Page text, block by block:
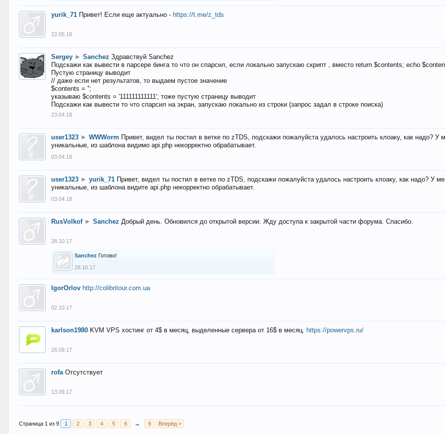
yurik_71 Привет! Если еще актуально - https://t.me/z_tds
22.05.18
Sergey ► Sanchez Здравствуй Sanchez
Подскажи как вывести в парсере бинга то что он спарсил, если локально запускаю скрипт , вместо return $contents; echo
Пустую страницу выводит
// даже если нет результатов, то выдаем пустое значение
$contents = '';
указываю $contents = '111111111111'; тоже пустую страницу выводит
Подскажи как вывести то что спарсил на экран, запускаю локально из строки (запрос задал в строке поиска)
23.04.18
user1323 ► WWWorm Привет, видел ты постил в ветке по zTDS, подскажи пожалуйста удалось настроить клоаку, как надо?
уникальные, из шаблона видимо api.php некорректно обрабатывает.
03.04.18
user1323 ► yurik_71 Привет, видел ты постил в ветке по zTDS, подскажи пожалуйста удалось настроить клоаку, как надо? У
уникальные, из шаблона видите api.php некорректно обрабатывает.
03.04.18
RusVolkof ► Sanchez Добрый день. Обновился до открытой версии. Жду доступа к закрытой части форума. Спасибо.
28.10.17
Sanchez Готово!
28.10.17
IgorOrlov http://colibritour.com.ua
02.10.17
karlson1980 KVM VPS хостинг от 4$ в месяц, выделенные сервера от 16$ в месяц. https://powervps.ru/
26.09.17
rofa Отсутствует
13.09.17
Страница 1 из 9 1 2 3 4 5 6 → 9 Вперёд >